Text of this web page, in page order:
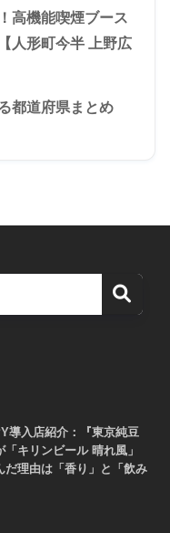
高機能喫煙ブース
人形町今半 上野広
都道府県まとめ
導入店紹介：『東京純豆
「キリンビール 晴れ風」
だ理由は「香り」と「飲み